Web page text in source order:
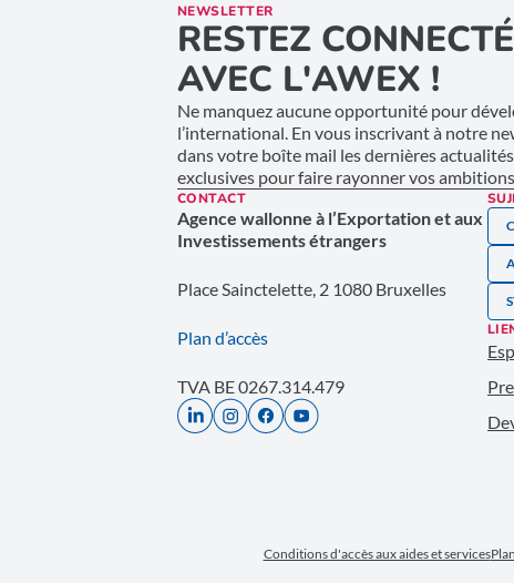
NEWSLETTER
RESTEZ
AVEC L'AWEX !
Ne manquez aucune opportunité pour
l’international. En vous inscrivant à notre
dans votre boîte mail les dernières
exclusives pour faire rayonner vos
CONTACT
Agence wallonne à l’Exportation et aux
Investissements étrangers
Place Sainctelette, 2 1080 Bruxelles
Plan d’accès
TVA BE 0267.314.479
Conditions d'accès aux aides et services